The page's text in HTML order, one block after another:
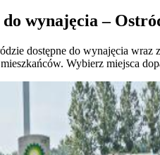
wynajęcia –
dostępne do wynajęcia
Wybierz miejsca